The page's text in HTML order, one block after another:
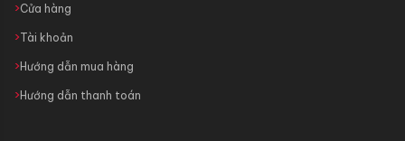
Cửa hàng
Tài khoản
Hướng dẫn mua hàng
Hướng dẫn thanh toán